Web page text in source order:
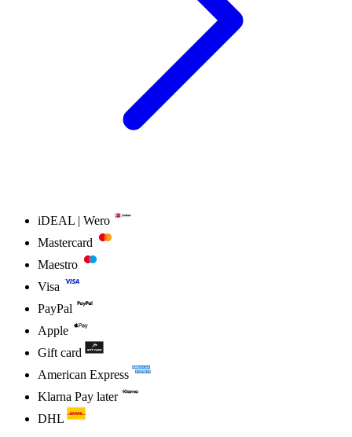
iDEAL | Wero
Mastercard
Maestro
Visa
PayPal
Apple
Gift card
American Express
Klarna Pay later
DHL